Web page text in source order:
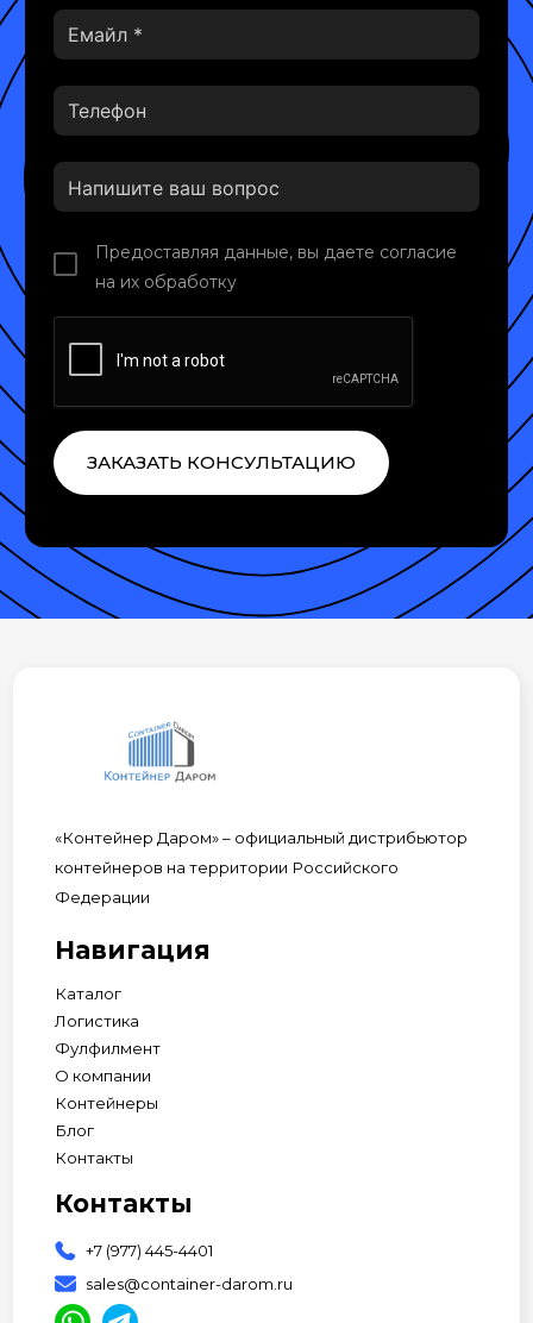
Предоставляя данные, вы даете согласие
на их обработку
ЗАКАЗАТЬ КОНСУЛЬТАЦИЮ
«Контейнер Даром» – официальный дистрибьютор
контейнеров на территории Российского
Федерации
Навигация
Каталог
Логистика
Фулфилмент
О компании
Контейнеры
Блог
Контакты
Контакты
+7 (977) 445-4401
sales@container-darom.ru